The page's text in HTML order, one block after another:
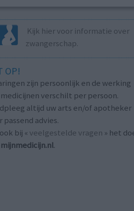
Kijk hier voor informatie over
zwangerschap.
OP!
zijn persoonlijk en de werking
verschilt per persoon.
altijd uw arts en/of apotheker
passend advies.
bij « veelgestelde vragen » het
mijnmedicijn.nl.